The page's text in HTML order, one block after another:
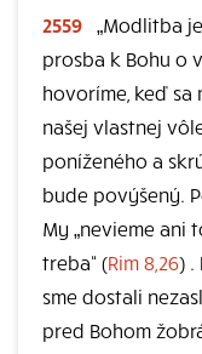
2559
„Modlitba
prosba k Bohu o
hovoríme, keď sa
našej vlastnej
poníženého a
bude povýšený.
My „nevieme ani
treba“ (Rim 8,26) .
sme dostali
pred Bohom